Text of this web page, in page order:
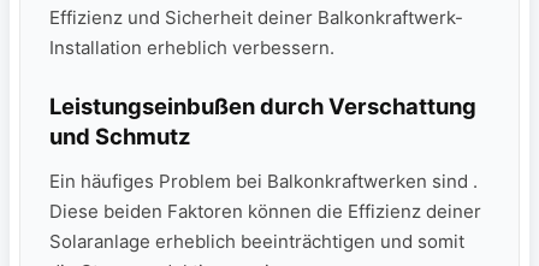
Effizienz⁤ und Sicherheit deiner Balkonkraftwerk-
Installation ⁣erheblich ‌verbessern.
Leistungseinbußen durch Verschattung
und‍ Schmutz
Ein häufiges Problem bei Balkonkraftwerken sind .
Diese beiden⁢ Faktoren können die Effizienz deiner
Solaranlage‍ erheblich beeinträchtigen und somit